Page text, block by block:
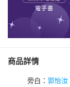
商品詳情
旁白： 郭怡汝